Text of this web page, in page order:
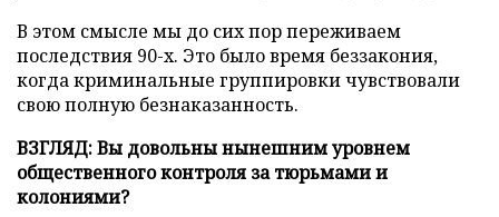
В этом смысле мы до сих пор переживаем
последствия 90-х. Это было время беззакония,
когда криминальные группировки чувствовали
свою полную безнаказанность.
ВЗГЛЯД:Вы довольны нынешним уровнем
общественного контроля за тюрьмами и
колониями?